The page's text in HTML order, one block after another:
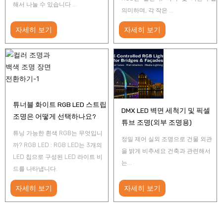
해서 나눌 수 있습니다 ...
자세히 보기
의미하며, 각 작은 ...
자세히 보기
튜너블 화이트 RGB LED 스트립
조명은 어떻게 선택하나요?
튜닝 가능한 흰색 RGB는 무엇입니
까? RGB LED : RGB LED는 3개의
LED 칩으로 구성된 LED 라이트 비
드를 나타냅니다.
자세히 보기
DMX LED 벽면 세척기 및 픽셀
튜브 조명(외부 조명용)
정밀 제어 실외 조명으로 건물 외관
을 밝게 비추세요 건축과 관련해서
는...
자세히 보기